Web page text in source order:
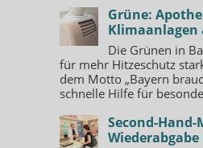
Grüne:
Klimaanlagen
Die Grünen in
für mehr Hitzeschutz
dem Motto „Bayern
schnelle Hilfe für
Second-